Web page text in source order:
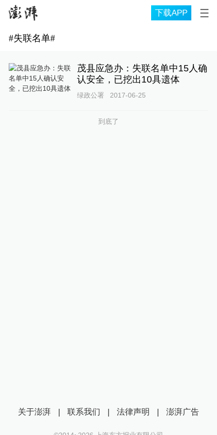
下载APP
#失联名单#
茂县应急办：失联名单中15人确
认安全，已挖出10具遗体
绿政公署 2017-06-25
到底了
关于澎湃 | 联系我们 | 法律声明 | 澎湃广告